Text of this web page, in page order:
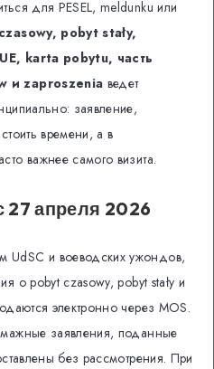
для PESEL, meldunku или
pobyt stały,
karta pobytu, часть
и zaproszenia ведет
заявление,
времени, а в
важнее самого визита.
27 апреля 2026
и воеводских ужондов,
о pobyt czasowy, pobyt stały и
электронно через MOS.
заявления, поданные
без рассмотрения. При